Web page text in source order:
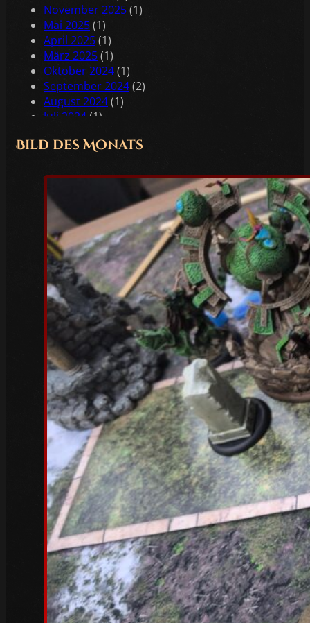
November 2025(1)
Mai 2025(1)
April 2025(1)
März 2025(1)
Oktober 2024(1)
September 2024(2)
August 2024(1)
Juli 2024 (1)
Mai 2024(2)
Februar 2024(1)
Januar 2024
Dezember 2023(1)
November 2023(1)
Oktober 2023(3)
Juli 2023(1)
Juni 2023 (1)
Mai 2023(5)
April 2023(3)
März 2023(6)
Februar 2023(4)
Januar 2023
(5)
Dezember 2022(4)
November 2022(4)
Oktober 2022(5)
Bild des Monats